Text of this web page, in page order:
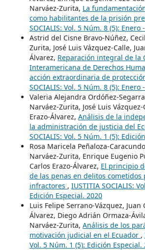
Narváez-Zurita, La
como habilitantes de la prisión
SOCIALIS: Vol. 5 Núm. 8 (5): Enero
Astrid del Cisne Bravo-Núñez,
Zurita, José Luis Vázquez-Calle,
Álvarez, Reparación integral de la
Interamericana de Derechos
acción extraordinaria de
SOCIALIS: Vol. 5 Núm. 8 (5): Enero
Valeria Alejandra Ordóñez-
Narváez-Zurita, José Luis
Erazo-Álvarez, Análisis de la
la administración de justicia del
SOCIALIS: Vol. 5 Núm. 1 (5):
Rosa Maricela Peñaloza-
Narváez-Zurita, Enrique Eugenio
Carlos Erazo-Álvarez, El principio
de las penas en delitos cometidos
infractores , IUSTITIA SOCIALIS:
Edición Especial. 2020
Luis Felipe Serrano-Vázquez, Juan
Álvarez, Diego Adrián Ormaza-
Narváez-Zurita, Análisis de los
motivación judicial en el Ecuador ,
Vol. 5 Núm. 1 (5): Edición Especial.